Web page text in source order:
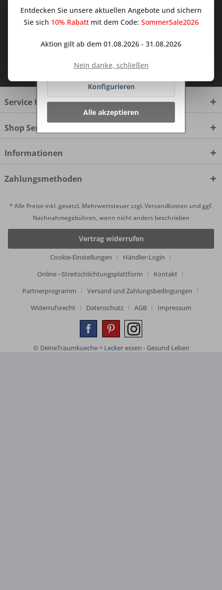
Sie keine Neuigkeit oder Aktion mehr aus
dem Traum Küchen - Shop.
Ich habe die
Datenschutzbestimmungen
Service Hotline
Shop Service
Informationen
Zahlungsmethoden
* Alle Preise inkl. gesetzl. Mehrwertsteuer zzgl.Versandkosten und ggf.
Nachnahmegebühren, wenn nicht anders beschrieben
Vertrag widerrufen
Cookie-Einstellungen
Händler-Login
Online –Streitschlichtungsplattform
Kontakt
Partnerprogramm
Versand und Zahlungsbedingungen
Widerrufsrecht
Datenschutz AGB Impressum
© DeineTraumkueche = Lecker essen - Gesund Leben
Entdecken Sie unsere aktuellen Angebote und sichern
Sie sich 10% Rabattmit dem Code: SommerSale2026
Aktion gilt ab dem 01.08.2026 - 31.08.2026
Nein danke, schließen
Netzwerken vereinfachen sollen,
werden nur mit Ihrer Zustimmung
Ablehnen
Konfigurieren
Alle akzeptieren